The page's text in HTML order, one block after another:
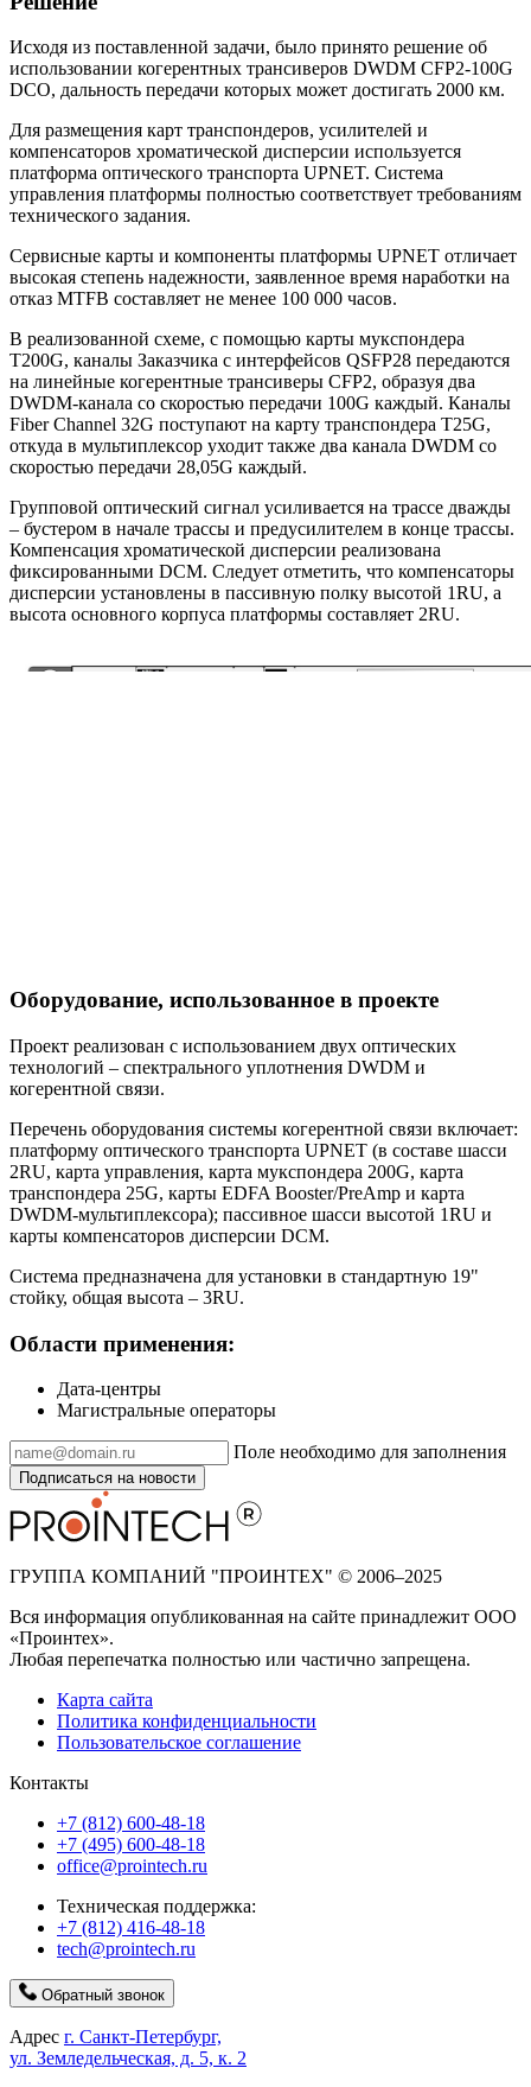
Исходя из поставленной задачи, было принято решение об
использовании когерентных трансиверов DWDM CFP2-100G
DCO, дальность передачи которых может достигать 2000 км.
Для размещения карт транспондеров, усилителей и
компенсаторов хроматической дисперсии используется
платформа оптического транспорта UPNET. Система
управления платформы полностью соответствует требованиям
технического задания.
Сервисные карты и компоненты платформы UPNET отличает
высокая степень надежности, заявленное время наработки на
отказ MTFB составляет не менее 100 000 часов.
В реализованной схеме, с помощью карты мукспондера
T200G, каналы Заказчика с интерфейсов QSFP28 передаются
на линейные когерентные трансиверы CFP2, образуя два
DWDM-канала со скоростью передачи 100G каждый. Каналы
Fiber Channel 32G поступают на карту транспондера Т25G,
откуда в мультиплексор уходит также два канала DWDM со
скоростью передачи 28,05G каждый.
Групповой оптический сигнал усиливается на трассе дважды
– бустером в начале трассы и предусилителем в конце трассы.
Компенсация хроматической дисперсии реализована
фиксированными DCM. Следует отметить, что компенсаторы
дисперсии установлены в пассивную полку высотой 1RU, а
высота основного корпуса платформы составляет 2RU.
Оборудование, использованное в проекте
Проект реализован с использованием двух оптических
технологий – спектрального уплотнения DWDM и
когерентной связи.
Перечень оборудования системы когерентной связи включает:
платформу оптического транспорта UPNET (в составе шасси
2RU, карта управления, карта мукспондера 200G, карта
транспондера 25G, карты EDFA Booster/PreAmp и карта
DWDM-мультиплексора); пассивное шасси высотой 1RU и
карты компенсаторов дисперсии DCM.
Система предназначена для установки в стандартную 19"
стойку, общая высота – 3RU.
Области применения:
Дата-центры
Магистральные операторы
Поле необходимо для заполнения
Подписаться на новости
ГРУППА КОМПАНИЙ "ПРОИНТЕХ" © 2006–2025
Вся информация опубликованная на сайте принадлежит ООО
«Проинтех».
Любая перепечатка полностью или частично запрещена.
Карта сайта
Политика конфиденциальности
Пользовательское соглашение
Контакты
+7 (812) 600-48-18
+7 (495) 600-48-18
office@prointech.ru
Техническая поддержка:
+7 (812) 416-48-18
tech@prointech.ru
Обратный звонок
Адрес г. Санкт-Петербург,
ул. Земледельческая, д. 5, к. 2